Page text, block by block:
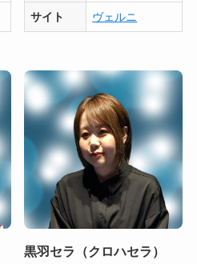
サイト ヴェルニ
黒羽セラ（クロハセラ）